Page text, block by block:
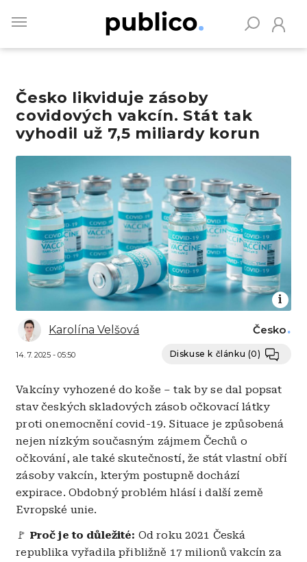
main
Česko likviduje zásoby
covidových vakcín. Stát tak
vyhodil už 7,5 miliardy korun
Obrázek
Karolína Velšová
14. 7. 2025 - 05:50
Česko
Diskuse k článku (0)
Vakcíny vyhozené do koše – tak by se dal popsat
stav českých skladových zásob očkovací látky
proti onemocnění covid-19. Situace je způsobená
nejen nízkým současným zájmem Čechů o
očkování, ale také skutečností, že stát vlastní obří
zásoby vakcín, kterým postupně dochází
expirace. Obdobný problém hlásí i další země
Evropské unie.
🚩 Proč je to důležité: Od roku 2021 Česká
republika vyřadila přibližně 17 milionů vakcín za
Vyhledávejte na Publiku